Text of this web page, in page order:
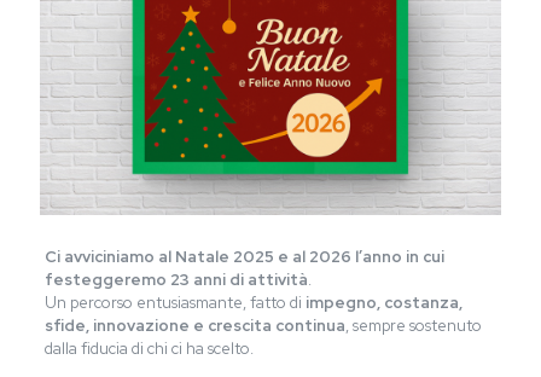
Ci avviciniamo al Natale 2025 e al 2026 l’anno in cui
festeggeremo 23 anni di attività.
Un percorso entusiasmante, fatto di impegno, costanza,
sfide, innovazione e crescita continua, sempre sostenuto
dalla fiducia di chi ci ha scelto.